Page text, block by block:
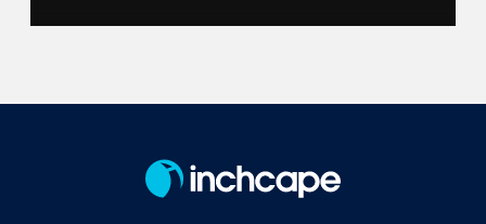
Descubre cómo representamos reconocidas